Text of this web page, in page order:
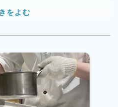
様のニーズに沿ったブランドを
使用した地域限定ケーキや、空間
ことができるカフェ併設店舗も